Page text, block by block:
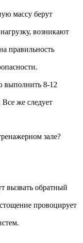
массу берут
возникают
правильность
выполнить 8-12
же следует
зале?
вызвать обратный
провоцирует